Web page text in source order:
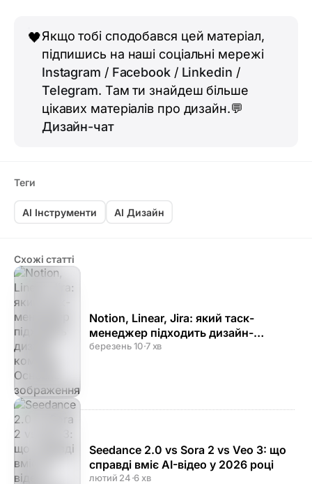
🖤Якщо тобі сподобався цей матеріал,
підпишись на наші соціальні мережі
Instagram / Facebook/ Linkedin /
Telegram. Там ти знайдеш більше
цікавих матеріалів про дизайн.💬
Дизайн-чат
Теги
AI Інструменти AI Дизайн
Схожі статті
Notion, Linear, Jira: який таск-
менеджер підходить дизайн-
команді
березень 10·7 хв
Seedance 2.0 vs Sora 2 vs Veo 3: що
справді вміє AI-відео у 2026 році
лютий 24·6 хв